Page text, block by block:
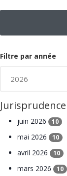
Filtre par année
Jurisprudence
juin 2026 10
mai 2026 10
avril 2026 10
mars 2026 10